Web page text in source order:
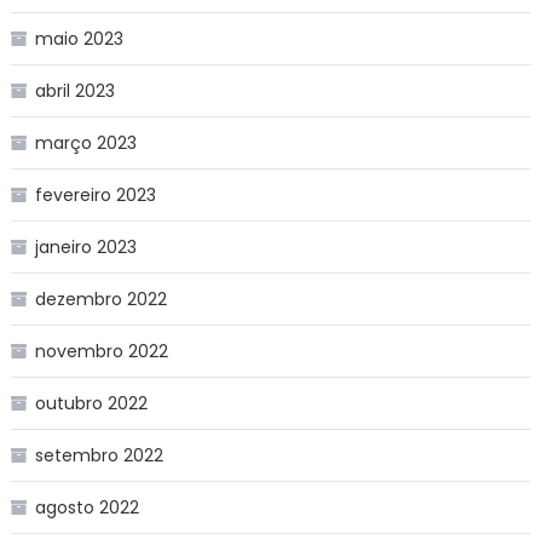
maio 2023
abril 2023
março 2023
fevereiro 2023
janeiro 2023
dezembro 2022
novembro 2022
outubro 2022
setembro 2022
agosto 2022